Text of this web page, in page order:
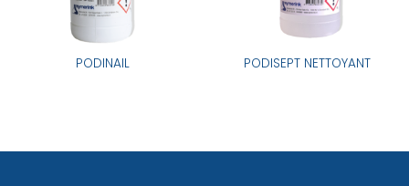
PODINAIL PODISEPT NETTOYANT